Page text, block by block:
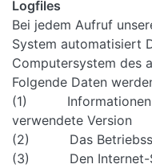
Logfiles
Bei jedem Aufruf
System automatisiert
Computersystem des
Folgende Daten
(1) Informationen
verwendete Version
(2) Das
(3) Den Internet-